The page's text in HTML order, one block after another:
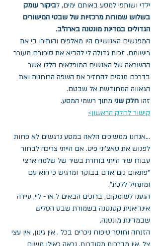
ילדי ושותפי למסע באותם ימים, לביקור עומק
בשלוש שמורות מרכזיות של שבטי המישורים
הגדולים במדינת מונטנה בארה"ב.
המפגשים האנושיים היו מאלפים והותירו בי את
רישומם. זכות גדולה לי להביא את סיפורם מעורר
ההשראה של האנשים המופלאים הללו אשר
בדרכם מנסים להחזיר את השפה הרוחנית ואת
הגאווה המחודשת אל שבטם.
זהו חלק שני מתוך רשמי המסע.
קישור לחלק הראשון>
...אנחנו ממשיכים הלאה במסע נרגשים לא פחות
לפגוש את טאצ'יני פיט. אם הייתי צריכה לבחור
עבורו שיר הייתי בוחרת בשיר של שלמה ארצי
"פתאום קם אדם בבוקר ומרגיש כי הוא עם
ומתחיל ללכת".
הגענו לשומקום, ברוכים הבאים ל אר- ליי, עיירה
אינדיאנית קטנטנה בשמורת שבט הסליש
שבמדינת מונטנה.
הזנחה וחוסר טיפוח ניכרים בכל . אין גינון, אין עצי